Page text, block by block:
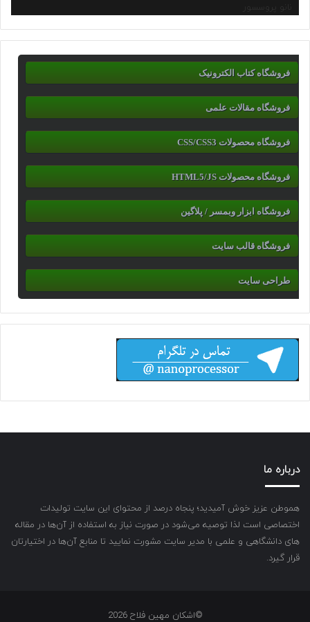
نانو پروسسور
فروشگاه کتاب الکترونیک
فروشگاه مقالات علمی
فروشگاه محصولات CSS/CSS3
فروشگاه محصولات HTML5/JS
فروشگاه ابزار وبمسر / پلاگین
فروشگاه قالب سایت
طراحی سایت
درباره ما
هموطن عزیز خوش آمیدید؛ پنجاه درصد از محتوای این سایت تولیدات
اختصاصی است لذا توصیه می‌شود در صورت نیاز به استفاده از آن‌ها در مقاله
های دانشگاهی و علمی با مدیر سایت مشورت نمایید تا منابع آن‌ها در اختیارتان
قرار گیرد.
©اشکان مهین فلاح 2026